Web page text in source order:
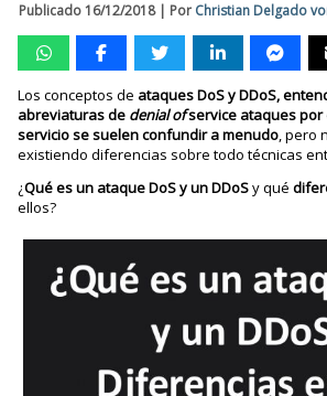
Publicado 16/12/2018| Por Christian Delgado
Los conceptos de ataques DoS y DDoS,
abreviaturas de denial ofservice ataques
servicio se suelen confundir a menudo, pero
existiendo diferencias sobre todo técnicas
¿Qué es un ataque DoS y un DDoSy qué
ellos?